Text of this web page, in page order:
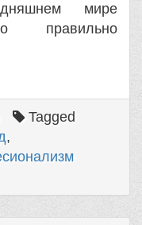
мире
правильно
Tagged
,